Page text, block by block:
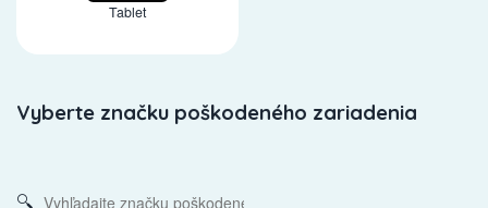
Tablet
Vyberte značku poškodeného zariadenia